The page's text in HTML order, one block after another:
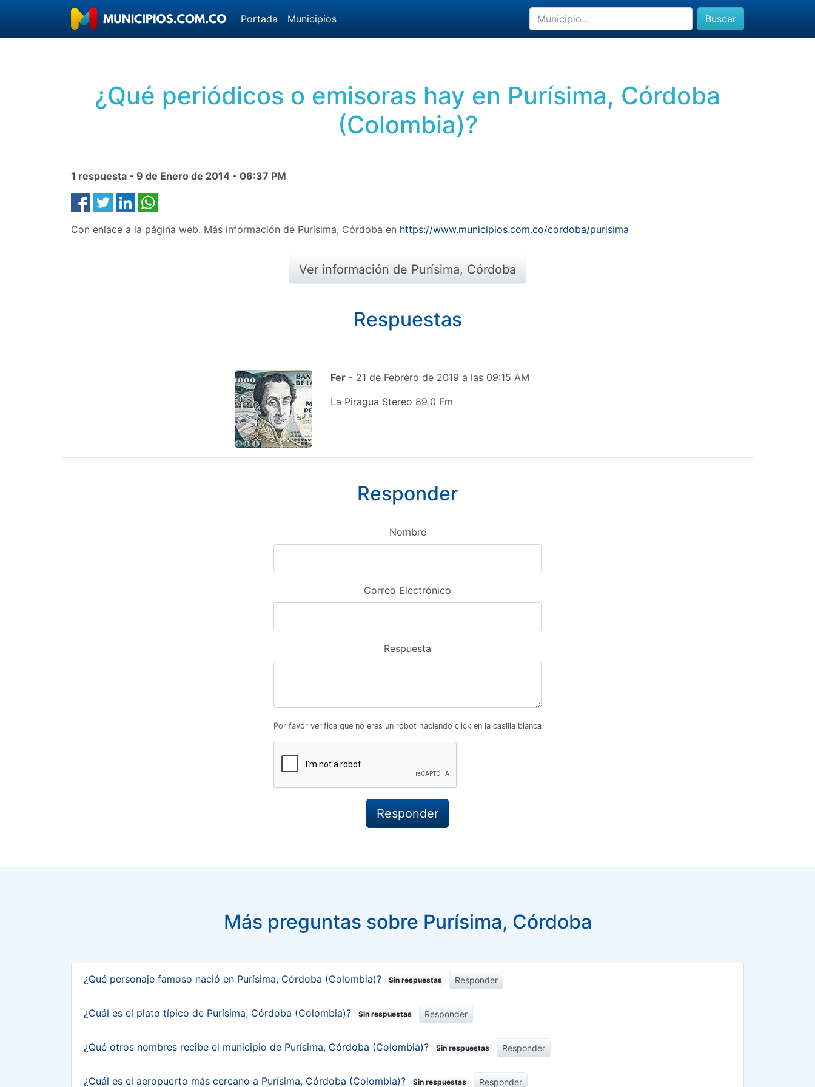
Portada Municipios Buscar
¿Qué periódicos o emisoras hay en Purísima, Córdoba
(Colombia)?
1 respuesta - 9 de Enero de 2014 - 06:37 PM
Con enlace a la página web. Más información de Purísima, Córdoba en https://www.municipios.com.co/cordoba/purisima
Ver información de Purísima, Córdoba
Respuestas
Fer- 21 de Febrero de 2019 a las 09:15 AM
La Piragua Stereo 89.0 Fm
Responder
Nombre
Correo Electrónico
Respuesta
Por favor verifica que no eres un robot haciendo click en la casilla blanca
Más preguntas sobre Purísima, Córdoba
¿Qué personaje famoso nació en Purísima, Córdoba (Colombia)? Sin respuestas Responder
¿Cuál es el plato típico de Purísima, Córdoba (Colombia)? Sin respuestas Responder
¿Qué otros nombres recibe el municipio de Purísima, Córdoba (Colombia)? Sin respuestas Responder
¿Cuál es el aeropuerto más cercano a Purísima, Córdoba (Colombia)? Sin respuestas Responder